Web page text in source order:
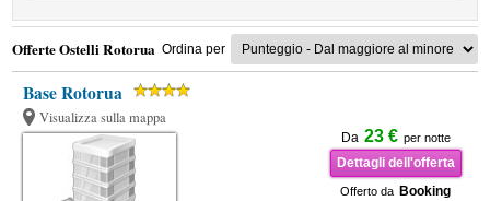
Offerte Ostelli Rotorua Ordina per
Base Rotorua
Visualizza sulla mappa
Da 23 € per notte
Dettagli dell'offerta
Offerto da Booking